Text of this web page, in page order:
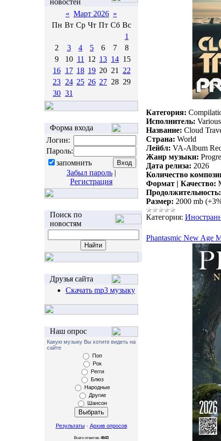
новостей
« Март 2026 »
Пн Вт Ср Чт Пт Сб Вс
1
2
3 4 5 6 7
8
9
10 11 12 13 14 15
16 17 18 19 20 21
22
23 24 25 26 27 28 29
30 31
Форма входа
Логин:
Пароль:
запомнить
Забыл пароль |
Регистрация
Поиск по
новостям
Друзья сайта
Скачать mp3 музыку
Наш опрос
Какую музыку Вы хотите видеть на
сайте
Поп
Рок
Регги
Блюз
Народные
Другие
Шансон
Результаты· Архив опросов
Всего ответов: 4643
Категория:
Исполнитель:
Название: Cloud
Страна: World
Лейбл: VA-Album
Жанр музыки:
Дата релиза: 2026
Количество
Формат | Качество:
Продолжительность:
Размер: 2000 mb
Категория:
Phantasmic New Age